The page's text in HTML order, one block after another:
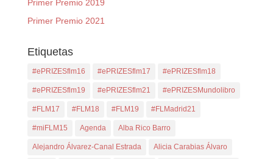
Primer Premio 2019
Primer Premio 2021
Etiquetas
#ePRIZESflm16 #ePRIZESflm17 #ePRIZESflm18
#ePRIZESflm19 #ePRIZESflm21 #ePRIZESMundolibro
#FLM17 #FLM18 #FLM19 #FLMadrid21
#miFLM15 Agenda Alba Rico Barro
Alejandro Álvarez-Canal Estrada Alicia Carabias Álvaro